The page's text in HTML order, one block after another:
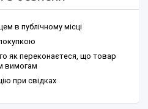
в публічному місці
як переконаєтеся, що товар
вимогам
при свідках